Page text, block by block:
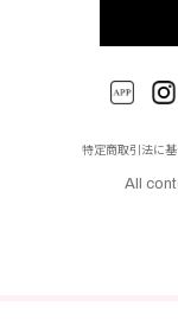
特定商取引法に
All